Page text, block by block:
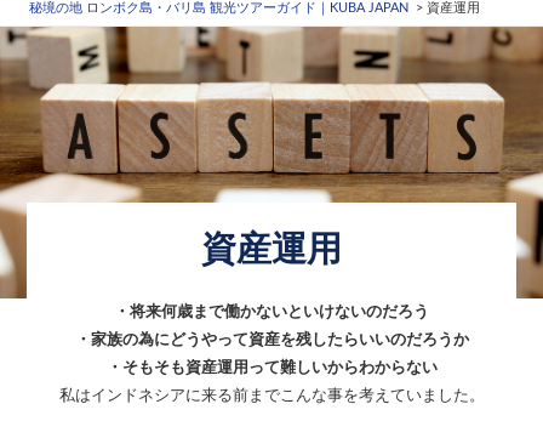
秘境の地 ロンボク島・バリ島 観光ツアーガイド｜KUBA JAPAN 資産運用
資産運用
・将来何歳まで働かないといけないのだろう
・家族の為にどうやって資産を残したらいいのだろうか
・そもそも資産運用って難しいからわからない
私はインドネシアに来る前までこんな事を考えていました。